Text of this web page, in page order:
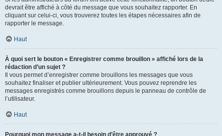
devrait être affiché à côté du message que vous souhaitez rapporter. En
cliquant sur celui-ci, vous trouverez toutes les étapes nécessaires afin de
rapporter le message.
Haut
À quoi sert le bouton « Enregistrer comme brouillon » affiché lors de la
rédaction d’un sujet ?
Il vous permet d’enregistrer comme brouillons les messages que vous
souhaitez finaliser et publier ultérieurement. Vous pouvez reprendre les
messages enregistrés comme brouillons depuis le panneau de contrôle de
l’utilisateur.
Haut
Pourquoi mon message a-t-il besoin d’être approuvé ?